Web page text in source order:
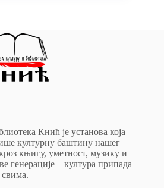
Кнић је установа која
културну баштину нашег
књигу, уметност, музику и
генерације – култура припада
свима.